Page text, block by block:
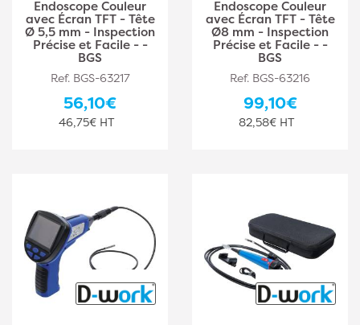
Endoscope Couleur
avec Écran TFT - Tête
Ø 5,5 mm - Inspection
Précise et Facile - -
BGS
Ref. BGS-63217
56,10€
46,75€ HT
Endoscope Couleur
avec Écran TFT - Tête
Ø8 mm - Inspection
Précise et Facile - -
BGS
Ref. BGS-63216
99,10€
82,58€ HT